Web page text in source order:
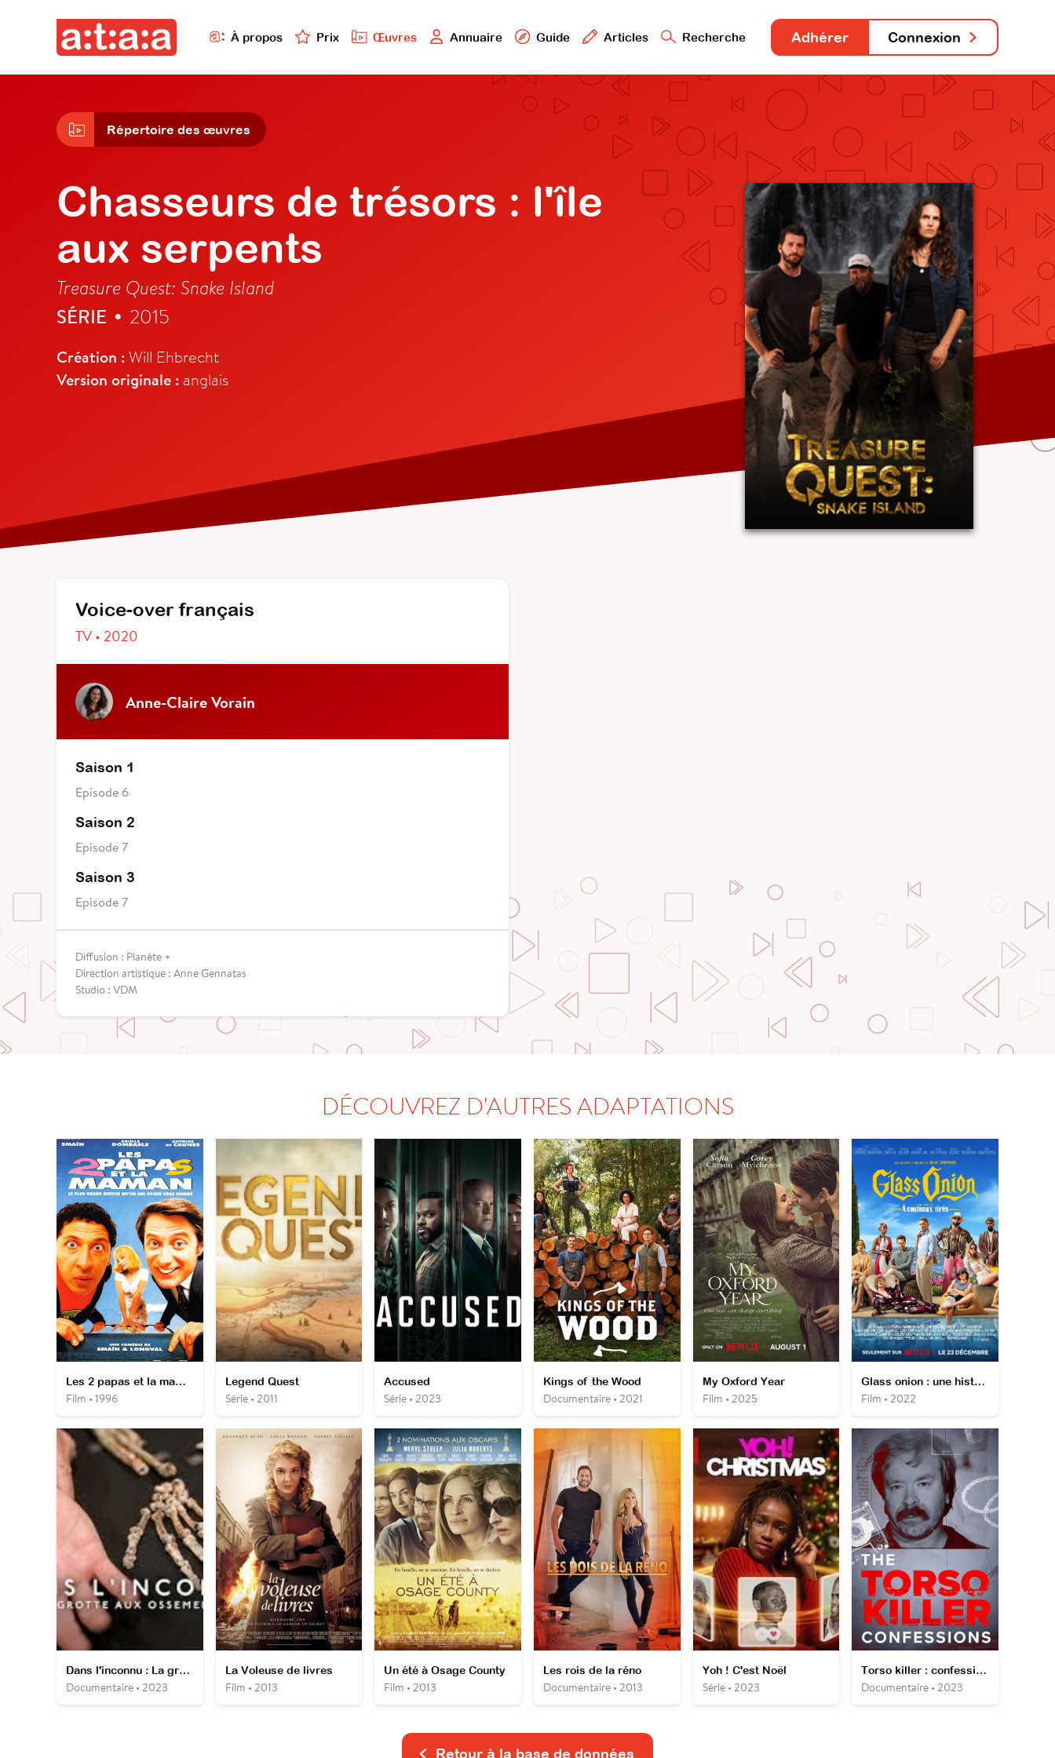
À propos Prix Œuvres Annuaire Guide Articles Recherche Adhérer Connexion
Répertoire des œuvres
Chasseurs de trésors : l'île
aux serpents
Treasure Quest: Snake Island
SÉRIE • 2015
Création :Will Ehbrecht
Version originale : anglais
Voice-over français
TV • 2020
Anne-Claire Vorain
Saison 1
Episode 6
Saison 2
Episode 7
Saison 3
Episode 7
Diffusion : Planète +
Direction artistique : Anne Gennatas
Studio : VDM
DÉCOUVREZ D'AUTRES ADAPTATIONS
Les 2 papas et la maman
Film • 1996
Legend Quest
Série • 2011
Accused
Série • 2023
Kings of the Wood
Documentaire • 2021
My Oxford Year
Film • 2025
Glass onion : une histoire à couteaux tirés
Film • 2022
Dans l'inconnu : La grotte aux ossements
Documentaire • 2023
La Voleuse de livres
Film • 2013
Un été à Osage County
Film • 2013
Les rois de la réno
Documentaire • 2013
Yoh ! C'est Noël
Série • 2023
Torso killer : confessions
Documentaire • 2023
Retour à la base de données